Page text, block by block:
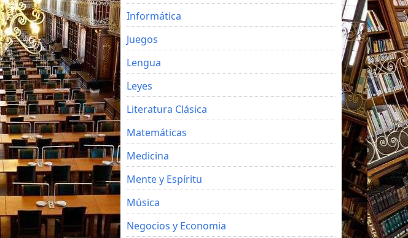
Informática
Juegos
Lengua
Leyes
Literatura Clásica
Matemáticas
Medicina
Mente y Espíritu
Música
Negocios y Economia